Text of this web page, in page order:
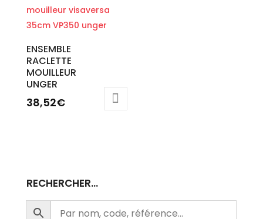
ENSEMBLE
RACLETTE
MOUILLEUR
UNGER
38,52€
RECHERCHER…